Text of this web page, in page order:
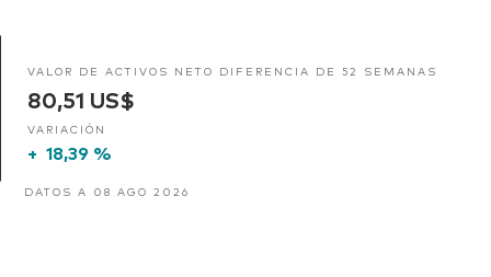
VALOR DE ACTIVOS NETO DIFERENCIA DE 52 SEMANAS
80,51 US$
VARIACIÓN
+ 18,39 %
DATOS A 08 AGO 2026